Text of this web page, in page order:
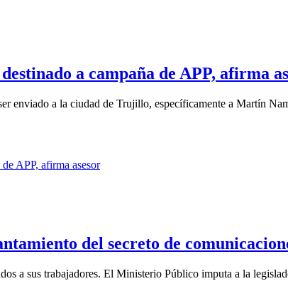
a campaña de APP, afirma
enviado a la ciudad de Trujillo, específicamente a Martín
del secreto de
a sus trabajadores. El Ministerio Público imputa a la